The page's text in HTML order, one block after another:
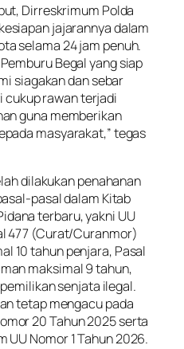
Dirreskrimum Polda
jajarannya dalam
selama 24 jam penuh.
Begal yang siap
siagakan dan sebar
rawan terjadi
guna memberikan
masyarakat,” tegas
dilakukan penahanan
pasal dalam Kitab
terbaru, yakni UU
477 (Curat/Curanmor)
10 tahun penjara, Pasal
maksimal 9 tahun,
senjata ilegal.
tetap mengacu pada
20 Tahun 2025 serta
Nomor 1 Tahun 2026.